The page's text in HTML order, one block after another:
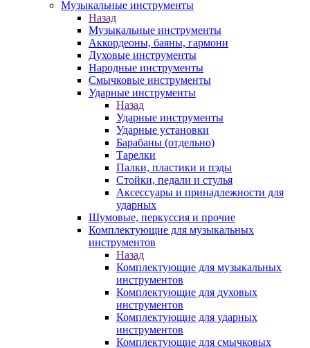
Музыкальные инструменты
Назад
Музыкальные инструменты
Аккордеоны, баяны, гармони
Духовые инструменты
Народные инструменты
Смычковые инструменты
Ударные инструменты
Назад
Ударные инструменты
Ударные установки
Барабаны (отдельно)
Тарелки
Палки, пластики и пэды
Стойки, педали и стулья
Аксессуары и принадлежности для
ударных
Шумовые, перкуссия и прочие
Комплектующие для музыкальных
инструментов
Назад
Комплектующие для музыкальных
инструментов
Комплектующие для духовых
инструментов
Комплектующие для ударных
инструментов
Комплектующие для смычковых